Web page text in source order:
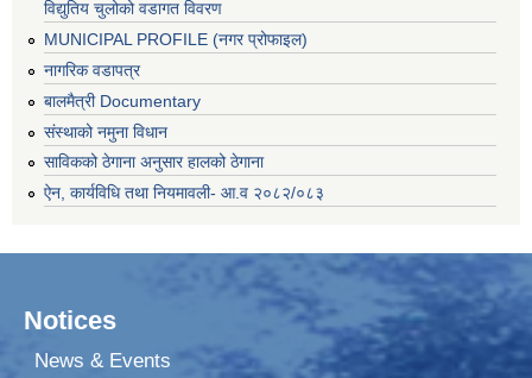
विद्युतिय चुलोको वडागत विवरण
MUNICIPAL PROFILE (नगर प्रोफाइल)
नागरिक वडापत्र
बालमैत्री Documentary
संस्थाको नमुना विधान
साविकको ठेगाना अनुसार हालको ठेगाना
ऐन, कार्यविधि तथा नियमावली- आ.व २०८२/०८३
Notices
News & Events